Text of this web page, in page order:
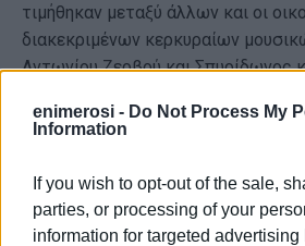
enimerosi - Do Not Process My
Information
If you wish to opt-out of the sale,
parties, or processing of your
information for targeted
τιμήθηκαν μεταξύ άλλων και οι
διακεκριμένων κερκυραίων
Αντωνίου Ζερβού και Σπυρίδωνος
αντιπλοίαρχος Γεώργιος
συνέβαλαν στην επιτυχημένη
σεμιναρίου.